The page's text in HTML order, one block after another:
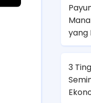
yang
3